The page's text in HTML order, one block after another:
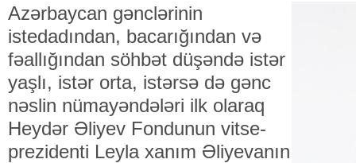
Azərbaycan gənclərinin
istedadından, bacarığından və
fəallığından söhbət düşəndə istər
yaşlı, istər orta, istərsə də gənc
nəslin nümayəndələri ilk olaraq
Heydər Əliyev Fondunun vitse-
prezidenti Leyla xanım Əliyevanın